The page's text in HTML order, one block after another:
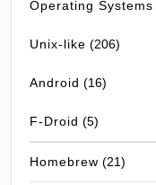
Operating Systems
Unix-like (206)
Android (16)
F-Droid (5)
Homebrew (21)